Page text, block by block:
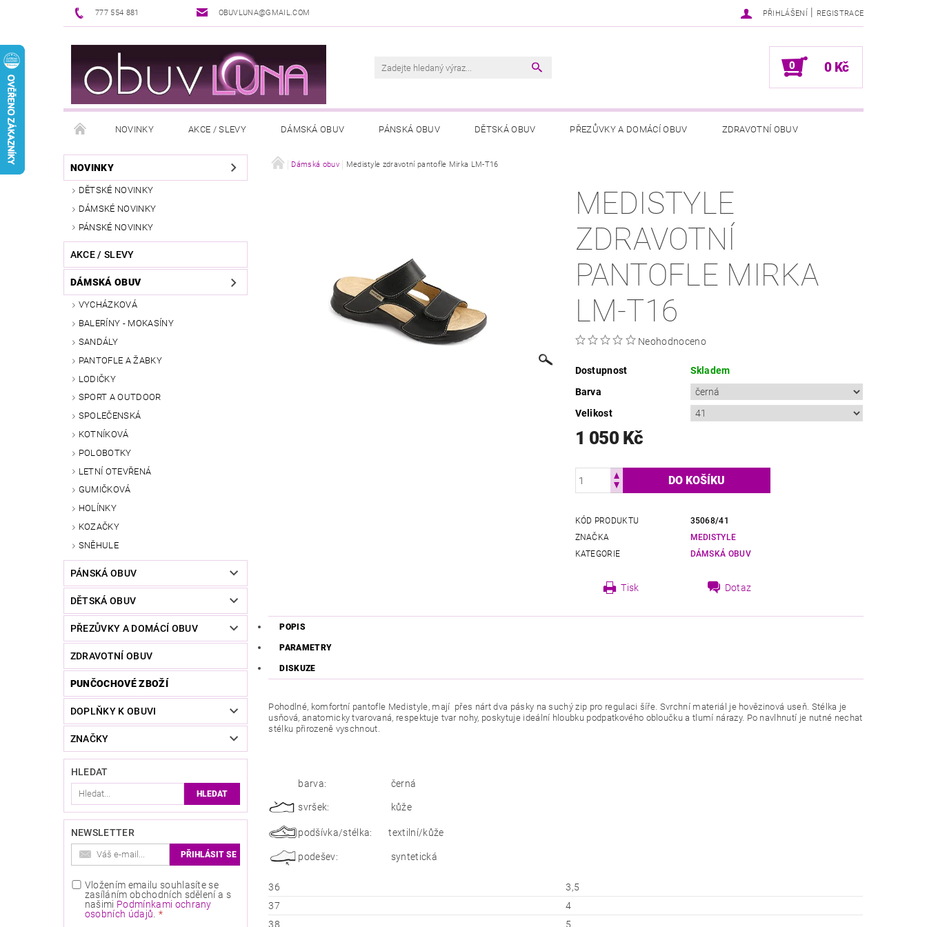
777 554 881 OBUVLUNA@GMAIL.COM PŘIHLÁŠENÍ | REGISTRACE
0 0 Kč
NOVINKY AKCE / SLEVY DÁMSKÁ OBUV PÁNSKÁ OBUV DĚTSKÁ OBUV PŘEZŮVKY A DOMÁCÍ OBUV ZDRAVOTNÍ OBUV
PUNČOCHOVÉ ZBOŽÍ DOPLŇKY K OBUVI VŠEOBECNÉ OBCHODNÍ PODMÍNKY
REKLAMAČNÍ ŘÁD
NOVINKY
DĚTSKÉ NOVINKY
DÁMSKÉ NOVINKY
PÁNSKÉ NOVINKY
AKCE / SLEVY
DÁMSKÁ OBUV
VYCHÁZKOVÁ
BALERÍNY - MOKASÍNY
SANDÁLY
PANTOFLE A ŽABKY
LODIČKY
SPORT A OUTDOOR
SPOLEČENSKÁ
KOTNÍKOVÁ
POLOBOTKY
LETNÍ OTEVŘENÁ
GUMIČKOVÁ
HOLÍNKY
KOZAČKY
SNĚHULE
PÁNSKÁ OBUV
DĚTSKÁ OBUV
PŘEZŮVKY A DOMÁCÍ OBUV
ZDRAVOTNÍ OBUV
PUNČOCHOVÉ ZBOŽÍ
DOPLŇKY K OBUVI
ZNAČKY
HLEDAT
NEWSLETTER
Vložením emailu souhlasíte se
zasíláním obchodních sdělení a s
našimi Podmínkami ochrany
osobních údajů
Dámská obuv Medistyle zdravotní pantofle Mirka LM-T16
MEDISTYLE
ZDRAVOTNÍ
PANTOFLE MIRKA
LM-T16
Neohodnoceno
Dostupnost
Skladem
Barva
Velikost
1 050 Kč
KÓD PRODUKTU
35068/41
ZNAČKA
MEDISTYLE
KATEGORIE
DÁMSKÁ OBUV
Tisk Dotaz
POPIS
PARAMETRY
DISKUZE
Pohodlné, komfortní pantofle Medistyle, mají přes nárt dva pásky na suchý zip pro regulaci šíře. Svrchní materiál je hovězinová useň. Stélka je
usňová, anatomicky tvarovaná, respektuje tvar nohy, poskytuje ideální hloubku podpatkového obloučku a tlumí nárazy. Po navlhnutí je nutné nechat
stélku přirozeně vyschnout.
barva: černá
svršek: kůže
podšívka/stélka: textilní/kůže
podešev: syntetická
36
3,5
37
4
38
5